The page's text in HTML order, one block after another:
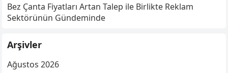
Bez Çanta Fiyatları Artan Talep ile Birlikte Reklam
Sektörünün Gündeminde
Arşivler
Ağustos 2026